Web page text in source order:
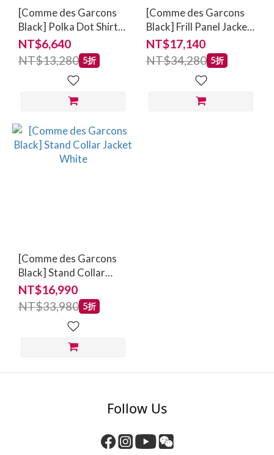
[Comme des Garcons
Black] Polka Dot Shirt
Black
NT$6,640
NT$13,280 5折
[Comme des Garcons
Black] Frill Panel Jacket
White
NT$17,140
NT$34,280 5折
[Comme des Garcons
Black] Stand Collar
Jacket White
NT$16,990
NT$33,980 5折
Follow Us